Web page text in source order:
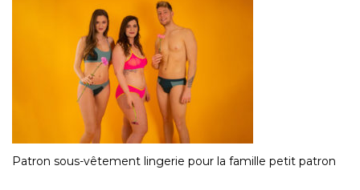
Patron sous-vêtement lingerie pour la famille petit patron